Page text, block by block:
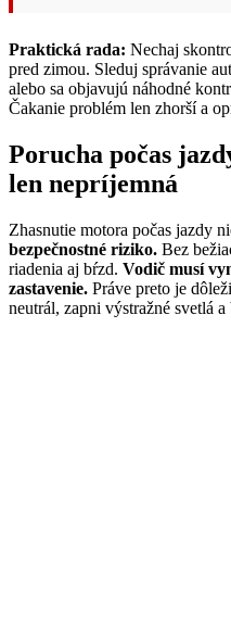
Praktická rada: Nechaj
pred zimou. Sleduj správanie
alebo sa objavujú náhodné
Čakanie problém len zhorší a
Porucha počas
len nepríjemná
Zhasnutie motora počas jazdy
bezpečnostné riziko. Bez
riadenia aj bŕzd. Vodič musí
zastavenie. Práve preto je
neutrál, zapni výstražné svetlá